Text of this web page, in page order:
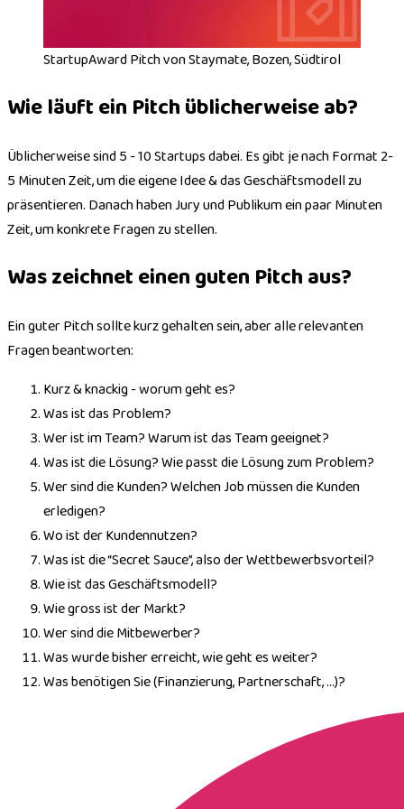
StartupAward Pitch von Staymate, Bozen, Südtirol
Wie läuft ein Pitch üblicherweise ab?
Üblicherweise sind 5 - 10 Startups dabei. Es gibt je nach Format 2-
5 Minuten Zeit, um die eigene Idee & das Geschäftsmodell zu
präsentieren. Danach haben Jury und Publikum ein paar Minuten
Zeit, um konkrete Fragen zu stellen.
Was zeichnet einen guten Pitch aus?
Ein guter Pitch sollte kurz gehalten sein, aber alle relevanten
Fragen beantworten:
Kurz & knackig - worum geht es?
Was ist das Problem?
Wer ist im Team? Warum ist das Team geeignet?
Was ist die Lösung? Wie passt die Lösung zum Problem?
Wer sind die Kunden? Welchen Job müssen die Kunden
erledigen?
Wo ist der Kundennutzen?
Was ist die “Secret Sauce”, also der Wettbewerbsvorteil?
Wie ist das Geschäftsmodell?
Wie gross ist der Markt?
Wer sind die Mitbewerber?
Was wurde bisher erreicht, wie geht es weiter?
Was benötigen Sie (Finanzierung, Partnerschaft, …)?